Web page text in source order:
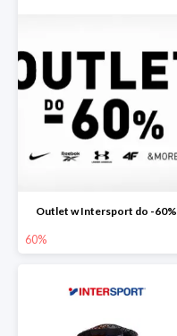
Outlet w Intersport do -60%
60%